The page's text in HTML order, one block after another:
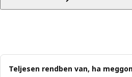
Teljesen rendben van, ha